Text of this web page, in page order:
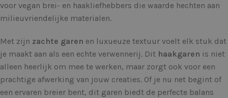
voor vegan brei- en haakliefhebbers die waarde hechten aan
milieuvriendelijke materialen.
Met zijn zachte garen en luxueuze textuur voelt elk stuk dat
je maakt aan als een echte verwennerij. Dit haakgaren is niet
alleen heerlijk om mee te werken, maar zorgt ook voor een
prachtige afwerking van jouw creaties. Of je nu net begint of
een ervaren breier bent, dit garen biedt de perfecte balans